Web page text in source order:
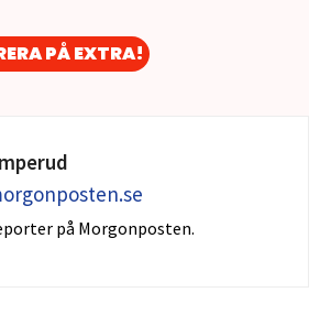
PÅ EXTRA!
på Morgonposten.